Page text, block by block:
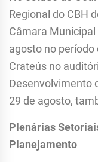
Regional do CBH
Câmara Municipal
agosto no
Crateús no
Desenvolvimento
29 de agosto,
Plenárias
Planejamento